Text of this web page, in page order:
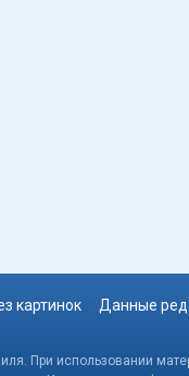
картинок Данные
При использовании